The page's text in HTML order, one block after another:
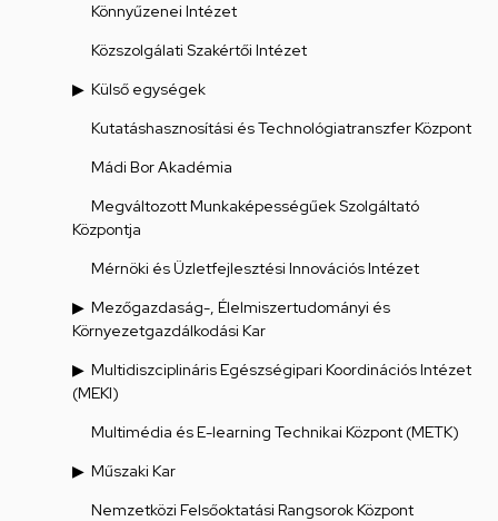
Könnyűzenei Intézet
Közszolgálati Szakértői Intézet
Külső egységek
Kutatáshasznosítási és Technológiatranszfer Központ
Mádi Bor Akadémia
Megváltozott Munkaképességűek Szolgáltató
Központja
Mérnöki és Üzletfejlesztési Innovációs Intézet
Mezőgazdaság-, Élelmiszertudományi és
Környezetgazdálkodási Kar
Multidiszciplináris Egészségipari Koordinációs Intézet
(MEKI)
Multimédia és E-learning Technikai Központ (METK)
Műszaki Kar
Nemzetközi Felsőoktatási Rangsorok Központ